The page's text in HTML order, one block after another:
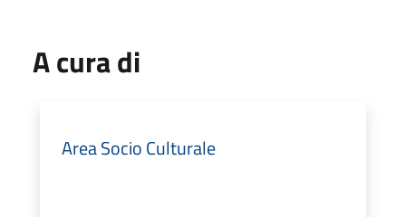
A cura di
Area Socio Culturale